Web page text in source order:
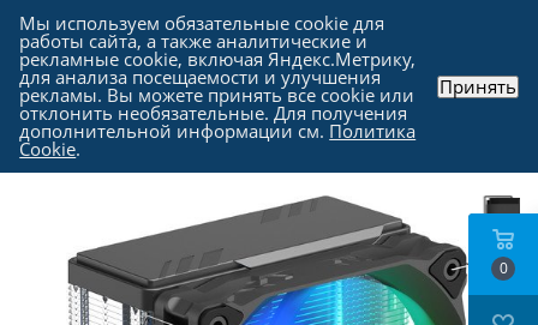
Каталог - Комплектующие для компьютера
Кулеры и системы охлаждения
0
Мы используем обязательные cookie для
работы сайта, а также аналитические и
рекламные cookie, включая Яндекс.Метрику,
для анализа посещаемости и улучшения
рекламы. Вы можете принять все cookie или
отклонить необязательные. Для получения
дополнительной информации см. Политика
Cookie.
Принять